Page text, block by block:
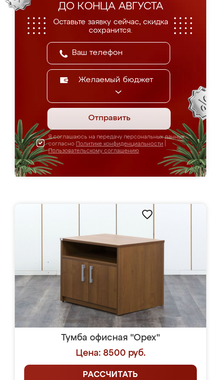
ДО КОНЦА АВГУСТА
Оставьте заявку сейчас, скидка
сохранится.
Желаемый бюджет
Отправить
Я соглашаюсь на передачу персональных данных
согласно Политике конфиденциальности
Пользовательскому соглашению
Тумба офисная "Орех"
Цена: 8500 руб.
РАССЧИТАТЬ